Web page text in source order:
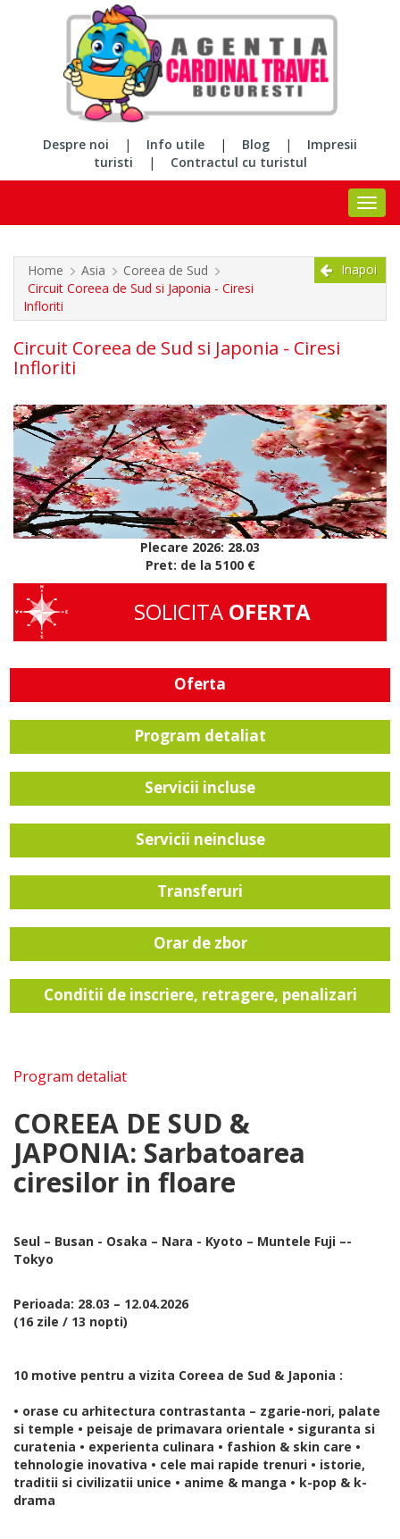
Despre noi | Info utile | Blog |
Impresii
turisti
| Contractul cu turistul
Home Asia
Coreea de Sud
Circuit Coreea de Sud si Japonia - Ciresi
Infloriti
Inapoi
Circuit Coreea de Sud si Japonia - Ciresi
Infloriti
Plecare 2026: 28.03
Pret: de la 5100 €
SOLICITA OFERTA
Oferta
Program detaliat
Servicii incluse
Servicii neincluse
Transferuri
Orar de zbor
Conditii de inscriere, retragere, penalizari
Program detaliat
COREEA DE SUD &
JAPONIA: Sarbatoarea
ciresilor in floare
Seul – Busan - Osaka – Nara - Kyoto – Muntele Fuji –-
Tokyo
Perioada: 28.03 – 12.04.2026
(16 zile / 13 nopti)
10 motive pentru a vizita Coreea de Sud & Japonia :
• orase cu arhitectura contrastanta – zgarie-nori, palate
si temple • peisaje de primavara orientale • siguranta si
curatenia • experienta culinara • fashion & skin care •
tehnologie inovativa • cele mai rapide trenuri • istorie,
traditii si civilizatii unice • anime & manga • k-pop & k-
drama